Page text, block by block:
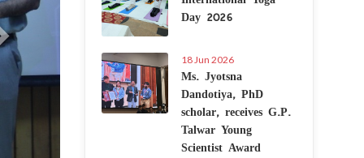
Day 2026
18 Jun 2026
Ms. Jyotsna
Dandotiya, PhD
scholar, receives G.P.
Talwar Young
Scientist Award